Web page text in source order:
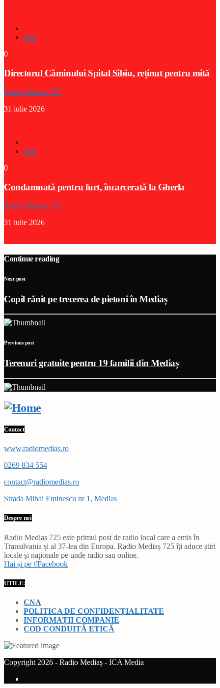
Stiri
0
Directorul Căminului Spital Sibiu, reținut pentru mită
Radio Medias 725
31 iulie 2026
Stiri
0
Condamnată pentru furt, încarcerată la Gherla
Radio Medias 725
31 iulie 2026
Continue reading
Next post
Copil rănit pe trecerea de pietoni în Mediaș
Previous post
Terenuri gratuite pentru 19 familii din Mediaș
Contact
www,radiomedias.ro
0269 834 554
contact@radiomedias.ro
Strada Mihai Eminescu nr 1, Medias
Despre noi
Radio Mediaș 725 este primul post de radio local care a emis în
Transilvania și al 37-lea din Europa. Radio Mediaș 725 îți aduce știri
locale și naționale pe unde radio sau online.
Hai și pe #Facebook
UTILE:
CNA
POLITICA DE CONFIDENȚIALITATE
INFORMAȚII COMPANIE
COD CONDUITĂ ETICĂ
Copyright 2026 - Radio Mediaș - ICA Media